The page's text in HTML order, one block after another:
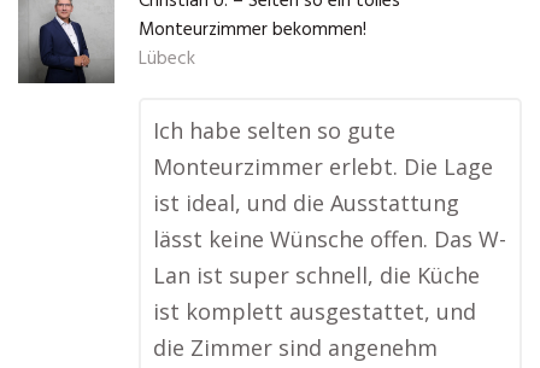
Monteurzimmer bekommen!
Lübeck
Ich habe selten so gute
Monteurzimmer erlebt. Die Lage
ist ideal, und die Ausstattung
lässt keine Wünsche offen. Das W-
Lan ist super schnell, die Küche
ist komplett ausgestattet, und
die Zimmer sind angenehm